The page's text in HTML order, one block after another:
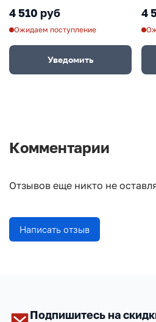
4 510 руб
Ожидаем поступление
Уведомить
4
Комментарии
Отзывов еще никто не
Написать отзыв
Подпишитесь на